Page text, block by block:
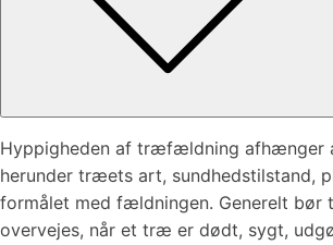
Hyppigheden af træfældning afhænger
herunder træets art, sundhedstilstand,
formålet med fældningen. Generelt
overvejes, når et træ er dødt, sygt,